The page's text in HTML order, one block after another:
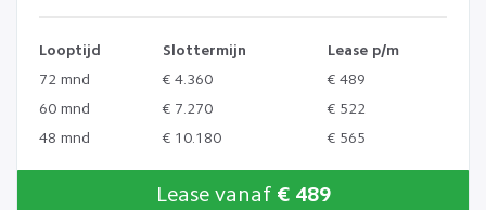
Looptijd Slottermijn
Lease p/m
72 mnd
€ 4.360
€ 489
60 mnd
€ 7.270
€ 522
48 mnd
€ 10.180 € 565
Lease vanaf € 489